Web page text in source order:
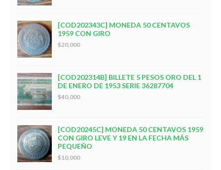
[COD202343C] MONEDA 50 CENTAVOS
1959 CON GIRO
$20,000
[COD202314B] BILLETE 5 PESOS ORO DEL 1
DE ENERO DE 1953 SERIE 36287704
$40,000
[COD20245C] MONEDA 50 CENTAVOS 1959
CON GIRO LEVE Y 19 EN LA FECHA MÁS
PEQUEÑO
$10,000